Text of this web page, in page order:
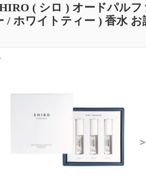
( シロ ) オードパル
/ ホワイトティー ) 香水
＞